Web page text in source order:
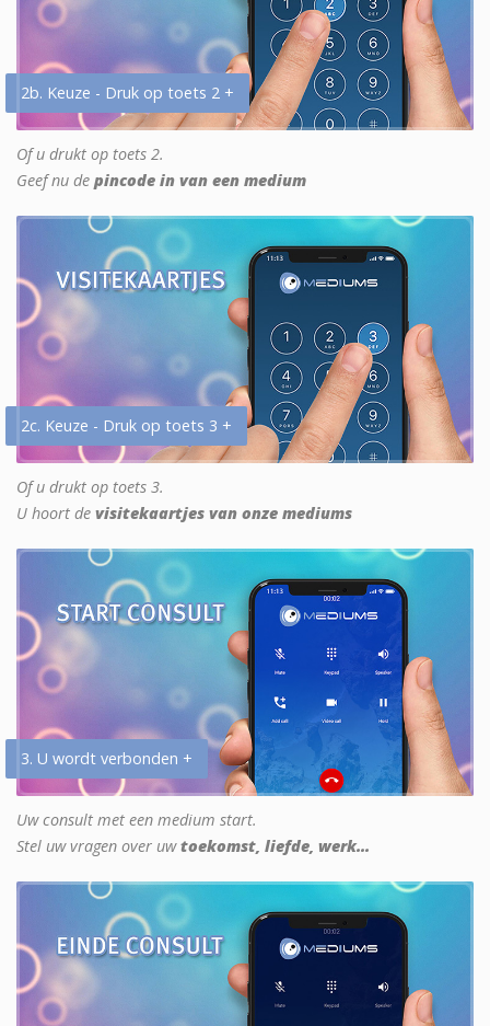
2b. Keuze - Druk op toets 2 +
Of u drukt op toets 2.
Geef nu de pincode in van een medium
2c. Keuze - Druk op toets 3 +
Of u drukt op toets 3.
U hoort de visitekaartjes van onze mediums
3. U wordt verbonden +
Uw consult met een medium start.
Stel uw vragen over uwtoekomst, liefde, werk...